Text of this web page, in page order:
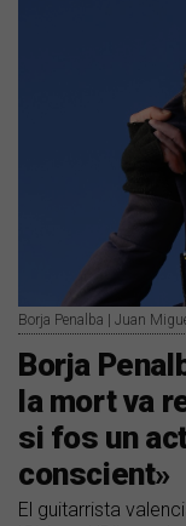
Borja Penalba | Juan
Borja
la mort va
si fos un
conscient»
El guitarrista